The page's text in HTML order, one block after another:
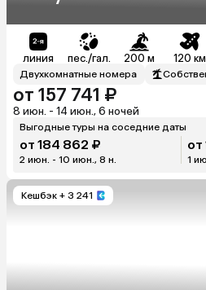
линия пес./гал. 200 м 120 км
Двухкомнатные номера
от 157 741 ₽
8 июн. - 14 июн., 6 ночей
Выгодные туры на соседние даты
от 184 862 ₽
2 июн. - 10 июн., 8 н.
от
1
Кешбэк + 3 241